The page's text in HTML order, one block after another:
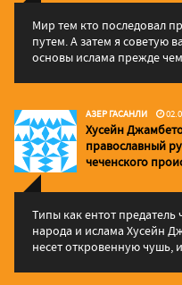
Мир тем кто последовал
путем. А затем я советую
основы ислама прежде
АЗЕР ГАСАНЛИ
Хусейн
православный
чеченского
Типы как ентот предатель
народа и ислама Хусейн
несет откровенную чушь,